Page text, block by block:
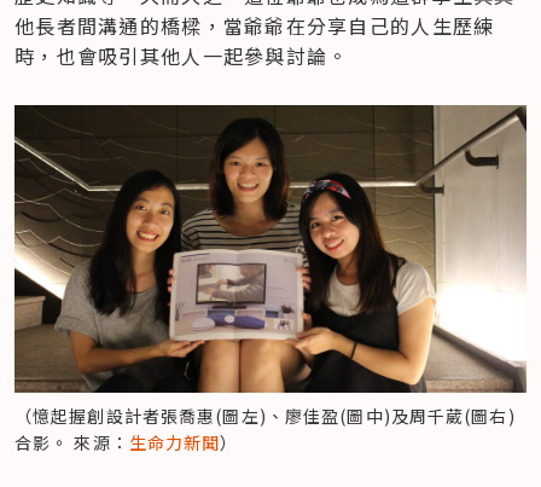
他長者間溝通的橋樑，當爺爺在分享自己的人生歷練
時，也會吸引其他人一起參與討論。
（憶起握創設計者張喬惠(圖左)、廖佳盈(圖中)及周千葳(圖右)
合影。 來源： 生命力新聞）